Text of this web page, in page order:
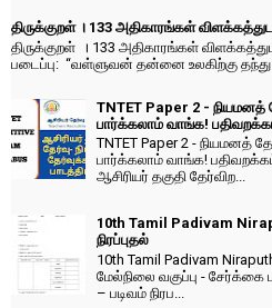
திருக்குறள் । 133 அதிகாரங்கள்
திருக்குறள் । 133 அதிகாரங்கள்
படைப்பு: “வள்ளுவன் தன்னை உலகிற்கு
TNTET Paper 2 - நியமனத்
பார்க்கலாம் வாங்க!
TNTET Paper 2 - நியமனத்
பார்க்கலாம் வாங்க!
ஆசிரியர் தகுதி தேர்விற...
10th Tamil Padivam
நிரப்புதல்
10th Tamil Padivam
மேல்நிலை வகுப்பு - சேர்க்கை
– படிவம் நிரப...